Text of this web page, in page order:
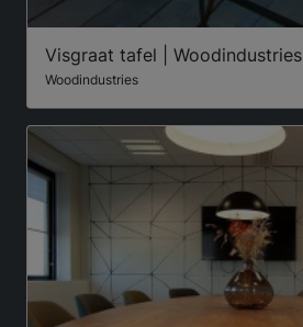
Visgraat tafel | Woodindustries
Woodindustries